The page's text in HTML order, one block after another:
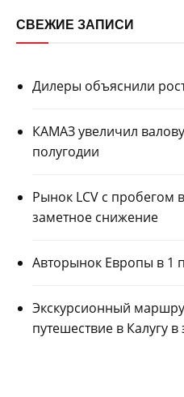
СВЕЖИЕ ЗАПИСИ
Дилеры объяснили
КАМАЗ увеличил
полугодии
Рынок LCV с пробегом
заметное снижение
Авторынок Европы в 1
Экскурсионный
путешествие в Калугу